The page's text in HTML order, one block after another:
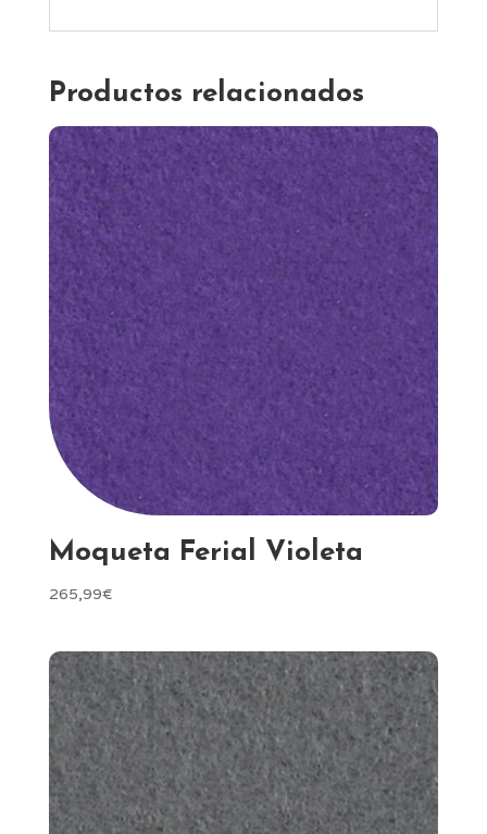
Productos relacionados
Moqueta Ferial Violeta
265,99€